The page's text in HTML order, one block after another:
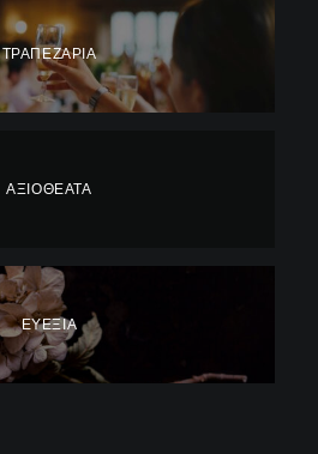
ΤΡΑΠΕΖΑΡΊΑ
ΑΞΙΟΘΈΑΤΑ
ΕΥΕΞΊΑ